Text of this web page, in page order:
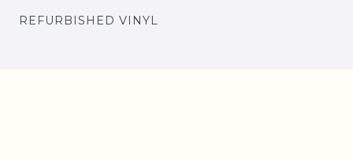
REFURBISHED VINYL